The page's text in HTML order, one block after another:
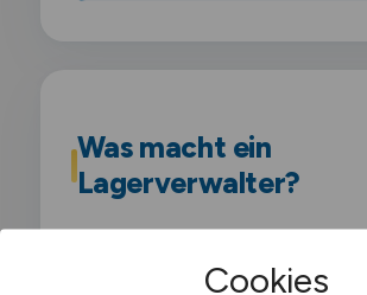
Was macht ein
Lagerverwalter?
kaufmännische und administrative
Cookies